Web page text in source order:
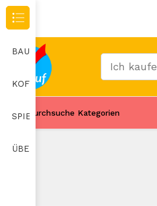
Durchsuche Kategorien
BAUMARKT
KOFFER
SPIELZEUG
ÜBERWACHUNGSKAMERA